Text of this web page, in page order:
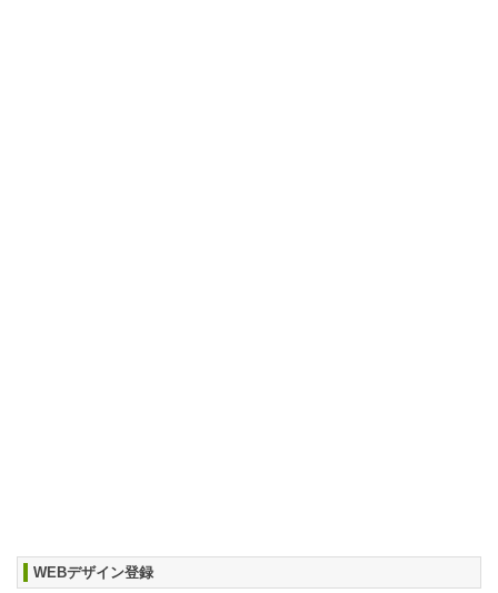
WEBデザイン登録